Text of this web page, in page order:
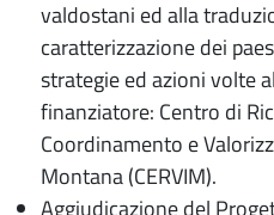
valdostani ed alla
caratterizzazione dei
strategie ed azioni volte
finanziatore: Centro di
Coordinamento e
Montana (CERVIM).
Aggiudicazione del